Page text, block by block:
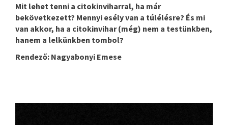
Mit lehet tenni a citokinviharral, ha már
bekövetkezett? Mennyi esély van a túlélésre? És mi
van akkor, ha a citokinvihar (még) nem a testünkben,
hanem a lelkünkben tombol?
Rendező: Nagyabonyi Emese